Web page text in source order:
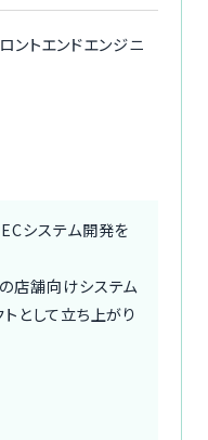
ントエンドエンジニ
システム開発を
店舗向けシステム
として立ち上がり